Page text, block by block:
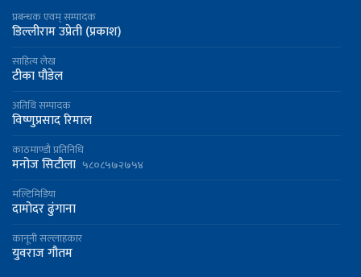
प्रबन्धक एवम् सम्पादक
डिल्लीराम उप्रेती (प्रकाश)
साहित्य लेख
टीका पौडेल
अतिथि सम्पादक
विष्णुप्रसाद रिमाल
काठमाण्डौ प्रतिनिधि
मनोज सिटौला ५८०८५७२७५४
मल्टिमिडिया
दामोदर ढुंगाना
कानूनी सल्लाहकार
युवराज गौतम